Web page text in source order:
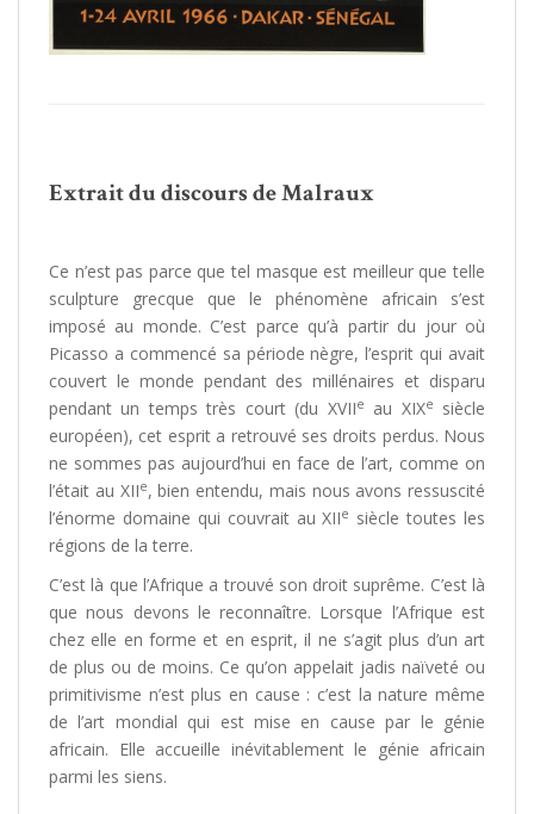
Extrait du discours de Malraux
Ce n’est pas parce que tel masque est meilleur que telle
sculpture grecque que le phénomène africain s’est
imposé au monde. C’est parce qu’à partir du jour où
Picasso a commencé sa période nègre, l’esprit qui avait
couvert le monde pendant des millénaires et disparu
pendant un temps très court (du XVIIe au XIXe
siècle
européen), cet esprit a retrouvé ses droits perdus. Nous
ne sommes pas aujourd’hui en face de l’art, comme on
l’était au XIIe, bien entendu, mais nous avons ressuscité
l’énorme domaine qui couvrait au XIIe siècle toutes les
régions de la terre.
C’est là que l’Afrique a trouvé son droit suprême. C’est là
que nous devons le reconnaître. Lorsque l’Afrique est
chez elle en forme et en esprit, il ne s’agit plus d’un art
de plus ou de moins. Ce qu’on appelait jadis naïveté ou
primitivisme n’est plus en cause : c’est la nature même
de l’art mondial qui est mise en cause par le génie
africain. Elle accueille inévitablement le génie africain
parmi les siens.